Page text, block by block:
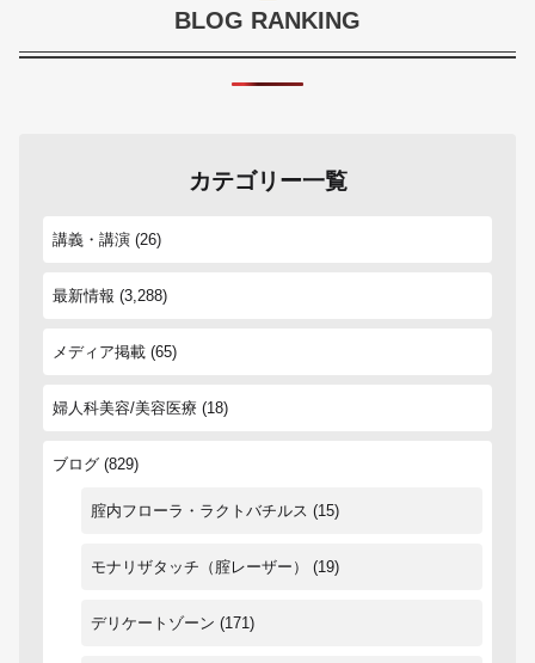
BLOG RANKING
カテゴリー一覧
講義・講演 (26)
最新情報 (3,288)
メディア掲載 (65)
婦人科美容/美容医療 (18)
ブログ (829)
腟内フローラ・ラクトバチルス (15)
モナリザタッチ（腟レーザー） (19)
デリケートゾーン (171)